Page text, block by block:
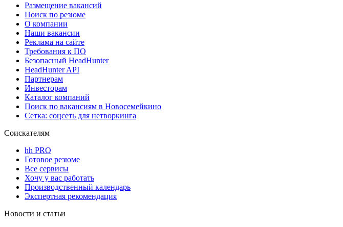
Размещение вакансий
Поиск по резюме
О компании
Наши вакансии
Реклама на сайте
Требования к ПО
Безопасный HeadHunter
HeadHunter API
Партнерам
Инвесторам
Каталог компаний
Поиск по вакансиям в Новосемейкино
Сетка: соцсеть для нетворкинга
Соискателям
hh PRO
Готовое резюме
Все сервисы
Хочу у вас работать
Производственный календарь
Экспертная рекомендация
Новости и статьи